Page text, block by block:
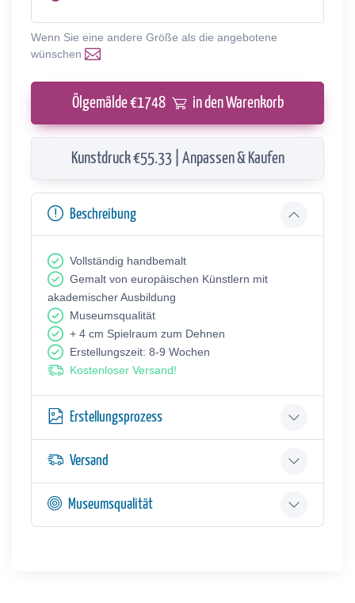
Wenn Sie eine andere Größe als die angebotene
wünschen
Ölgemälde €1748 in den Warenkorb
Kunstdruck €55.33 | Anpassen & Kaufen
Beschreibung
Vollständig handbemalt
Gemalt von europäischen Künstlern mit
akademischer Ausbildung
Museumsqualität
+ 4 cm Spielraum zum Dehnen
Erstellungszeit: 8-9 Wochen
Kostenloser Versand!
Erstellungsprozess
Versand
Museumsqualität